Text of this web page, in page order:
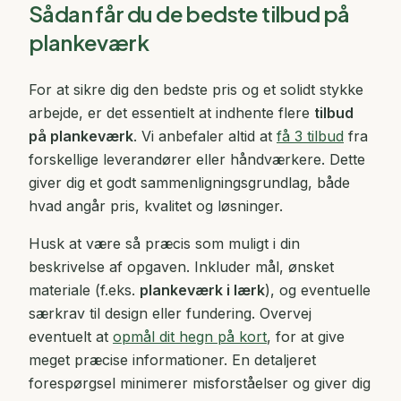
Sådan får du de bedste tilbud på
plankeværk
For at sikre dig den bedste pris og et solidt stykke
arbejde, er det essentielt at indhente flere tilbud
på plankeværk. Vi anbefaler altid at få 3 tilbud fra
forskellige leverandører eller håndværkere. Dette
giver dig et godt sammenligningsgrundlag, både
hvad angår pris, kvalitet og løsninger.
Husk at være så præcis som muligt i din
beskrivelse af opgaven. Inkluder mål, ønsket
materiale (f.eks. plankeværk i lærk), og eventuelle
særkrav til design eller fundering. Overvej
eventuelt at opmål dit hegn på kort, for at give
meget præcise informationer. En detaljeret
forespørgsel minimerer misforståelser og giver dig